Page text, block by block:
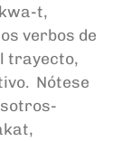
t,
verbos de
trayecto,
Nótese